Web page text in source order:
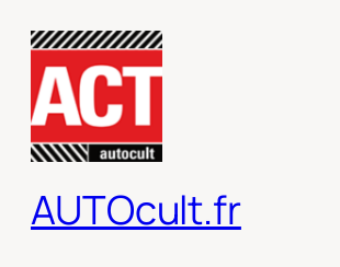
contenu
AUTOcult.fr